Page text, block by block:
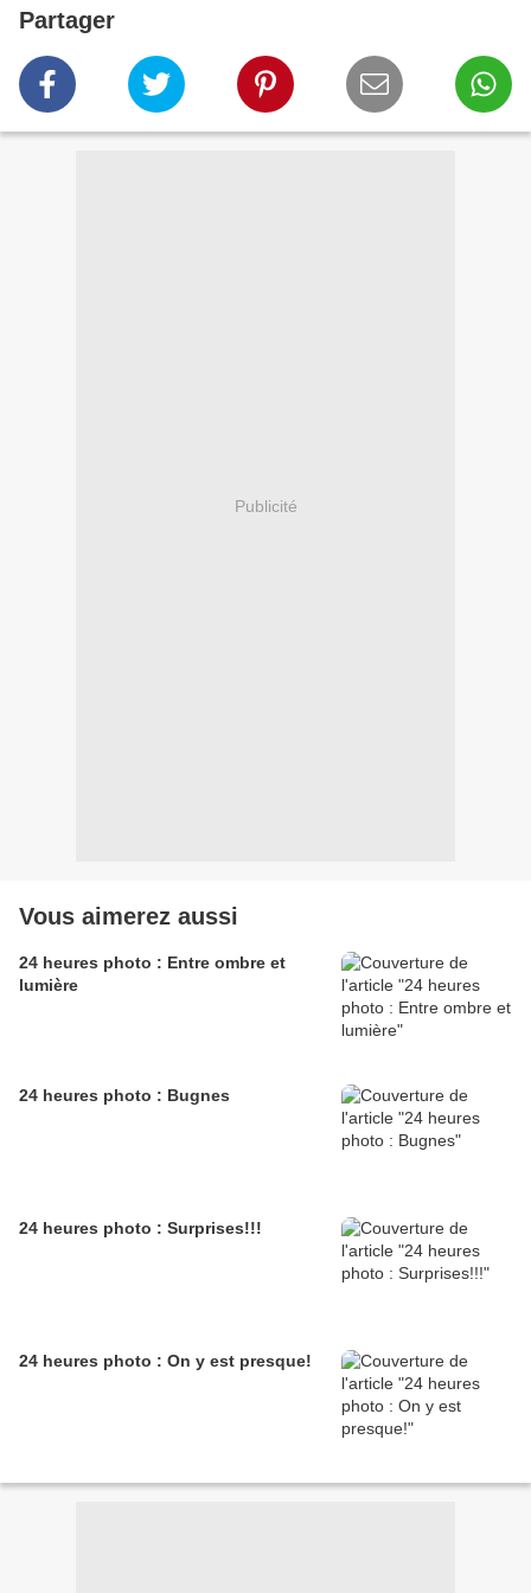
Partager
Publicité
Vous aimerez aussi
24 heures photo : Entre ombre et
lumière
24 heures photo : Bugnes
24 heures photo : Surprises!!!
24 heures photo : On y est presque!